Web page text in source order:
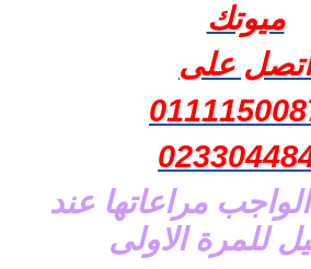
ميوتك
اتصل على
مراعاتها عند
للمرة الاولى